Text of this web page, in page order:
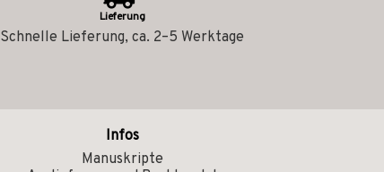
Lieferung
Schnelle Lieferung, ca. 2–5 Werktage
Infos
Manuskripte